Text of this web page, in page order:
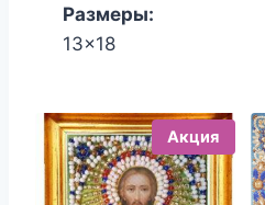
Размеры:
13x18
Акция